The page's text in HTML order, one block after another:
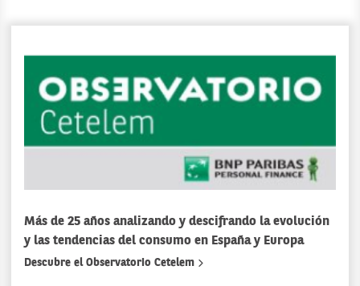
Más de 25 años analizando y descifrando la evolución
y las tendencias del consumo en España y Europa
Descubre el Observatorio Cetelem